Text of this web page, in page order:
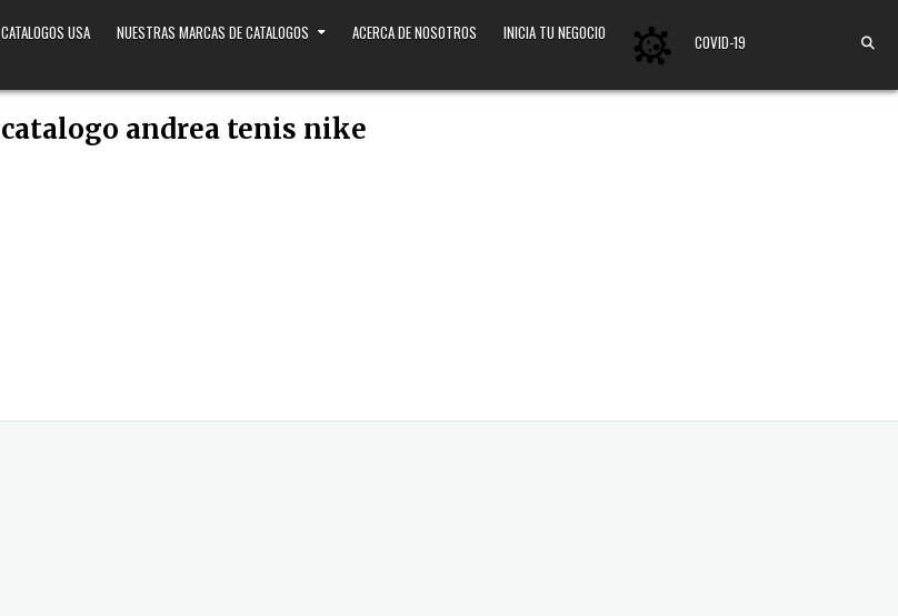
CATALOGOS USA NUESTRAS MARCAS DE CATALOGOS ACERCA DE NOSOTROS INICIA TU NEGOCIO COVID-19
catalogo andrea tenis nike